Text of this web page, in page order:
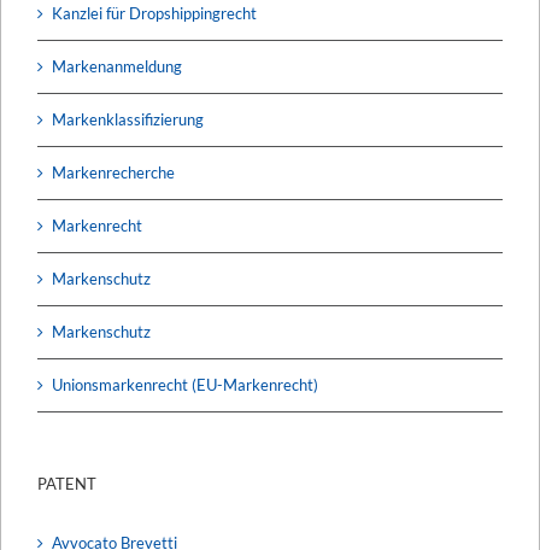
Kanzlei für Dropshippingrecht
Markenanmeldung
Markenklassifizierung
Markenrecherche
Markenrecht
Markenschutz
Markenschutz
Unionsmarkenrecht (EU-Markenrecht)
PATENT
Avvocato Brevetti